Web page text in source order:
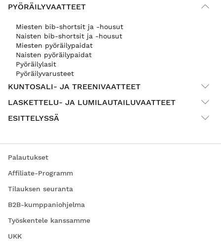
PYÖRÄILYVAATTEET
Miesten bib-shortsit ja -housut
Naisten bib-shortsit ja -housut
Miesten pyöräilypaidat
Naisten pyöräilypaidat
Pyöräilylasit
Pyöräilyvarusteet
KUNTOSALI- JA TREENIVAATTEET
LASKETTELU- JA LUMILAUTAILUVAATTEET
ESITTELYSSÄ
Palautukset
Affiliate-Programm
Tilauksen seuranta
B2B-kumppaniohjelma
Työskentele kanssamme
UKK